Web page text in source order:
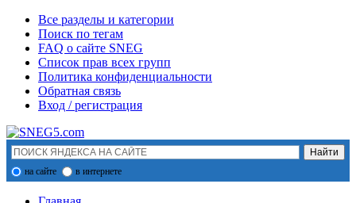
Все разделы и категории
Поиск по тегам
FAQ о сайте SNEG
Список прав всех групп
Политика конфиденциальности
Обратная связь
Вход / регистрация
на сайте в интернете